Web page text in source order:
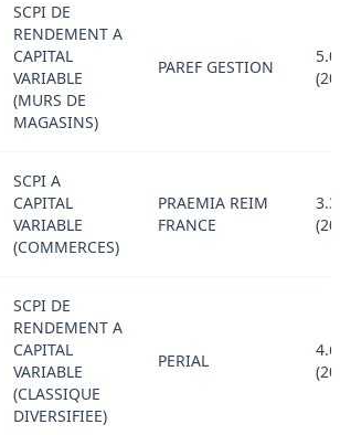
SCPI DE
RENDEMENT A
CAPITAL
VARIABLE
(MURS DE
MAGASINS)
PAREF GESTION
SCPI A
CAPITAL
VARIABLE
(COMMERCES)
PRAEMIA REIM
FRANCE
SCPI DE
RENDEMENT A
CAPITAL
VARIABLE
(CLASSIQUE
DIVERSIFIEE)
PERIAL